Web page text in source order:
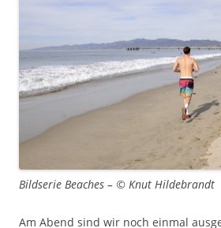
Bildserie Beaches – © Knut Hildebrandt
Am Abend sind wir noch einmal